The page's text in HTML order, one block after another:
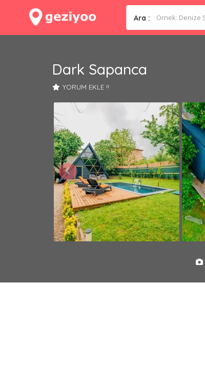
Ara :
Dark Sapanca
YORUM EKLE !!